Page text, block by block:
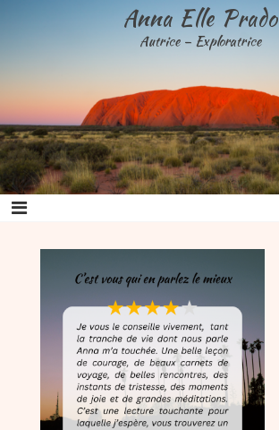
Anna Elle Prado
Autrice – Exploratrice